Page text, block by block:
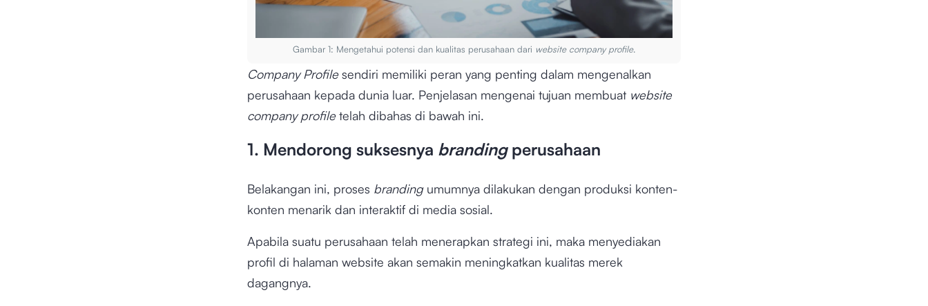
Gambar 1: Mengetahui potensi dan kualitas perusahaan dari website company profile.
Company Profile sendiri memiliki peran yang penting dalam mengenalkan
perusahaan kepada dunia luar. Penjelasan mengenai tujuan membuat website
company profiletelah dibahas di bawah ini.
1. Mendorong suksesnya branding perusahaan
Belakangan ini, proses branding umumnya dilakukan dengan produksi konten-
konten menarik dan interaktif di media sosial.
Apabila suatu perusahaan telah menerapkan strategi ini, maka menyediakan
profil di halaman website akan semakin meningkatkan kualitas merek
dagangnya.